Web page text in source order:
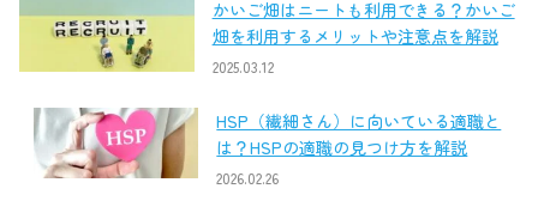
かいご畑はニートも利用できる？かいご
畑を利用するメリットや注意点を解説
2025.03.12
HSP（繊細さん）に向いている適職と
は？HSPの適職の見つけ方を解説
2026.02.26